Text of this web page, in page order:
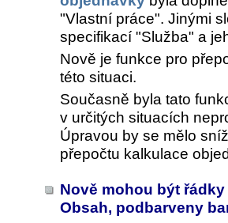
"Vlastní práce". Jinými
specifikací "Služba" a
Nově je funkce pro
této situaci.
Současně byla tato
v určitých situacích
Úpravou by se mělo
přepočtu kalkulace
Nově mohou být
Obsah, podbarveny